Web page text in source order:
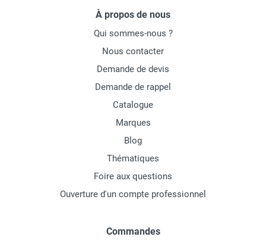
À propos de nous
Qui sommes-nous ?
Nous contacter
Demande de devis
Demande de rappel
Catalogue
Marques
Blog
Thématiques
Foire aux questions
Ouverture d'un compte professionnel
Commandes